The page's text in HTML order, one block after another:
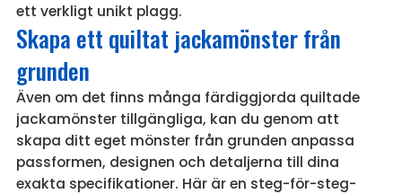
ett verkligt unikt plagg.
Skapa ett quiltat jackamönster från
grunden
Även om det finns många färdiggjorda quiltade
jackamönster tillgängliga, kan du genom att
skapa ditt eget mönster från grunden anpassa
passformen, designen och detaljerna till dina
exakta specifikationer. Här är en steg-för-steg-